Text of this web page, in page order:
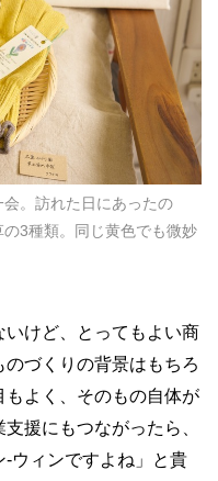
。訪れた日にあったの
3種類。同じ黄色でも微妙
いけど、とってもよい商
づくりの背景はもちろ
もよく、そのもの自体が
援にもつながったら、
ウィンですよね」と貴